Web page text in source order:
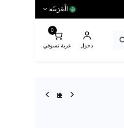
الْعَرَبيّة
دخول
0
عربة تسوقي